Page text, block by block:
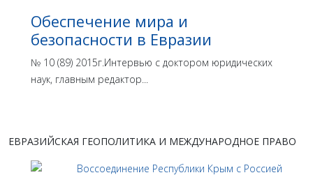
Обеспечение мира и
безопасности в Евразии
№ 10 (89) 2015г.Интервью с доктором юридических
наук, главным редактор...
ЕВРАЗИЙСКАЯ ГЕОПОЛИТИКА И МЕЖДУНАРОДНОЕ ПРАВО